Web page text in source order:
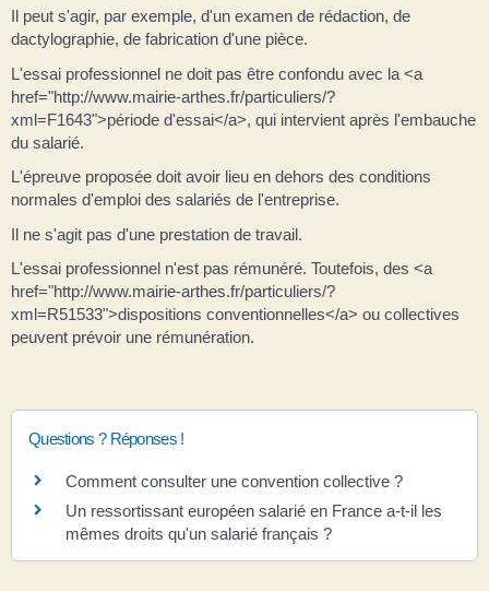
Il peut s'agir, par exemple, d'un examen de rédaction, de
dactylographie, de fabrication d'une pièce.
L'essai professionnel ne doit pas être confondu avec la <a
href="http://www.mairie-arthes.fr/particuliers/?
xml=F1643">période d'essai</a>, qui intervient après l'embauche
du salarié.
L'épreuve proposée doit avoir lieu en dehors des conditions
normales d'emploi des salariés de l'entreprise.
Il ne s'agit pas d'une prestation de travail.
L'essai professionnel n'est pas rémunéré. Toutefois, des <a
href="http://www.mairie-arthes.fr/particuliers/?
xml=R51533">dispositions conventionnelles</a> ou collectives
peuvent prévoir une rémunération.
Questions ? Réponses !
Comment consulter une convention collective ?
Un ressortissant européen salarié en France a-t-il les
mêmes droits qu'un salarié français ?